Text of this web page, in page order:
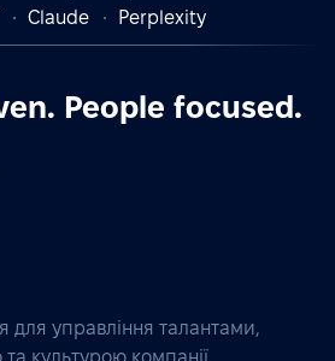
Claude Perplexity
People focused.
для управління талантами,
культурою компанії.